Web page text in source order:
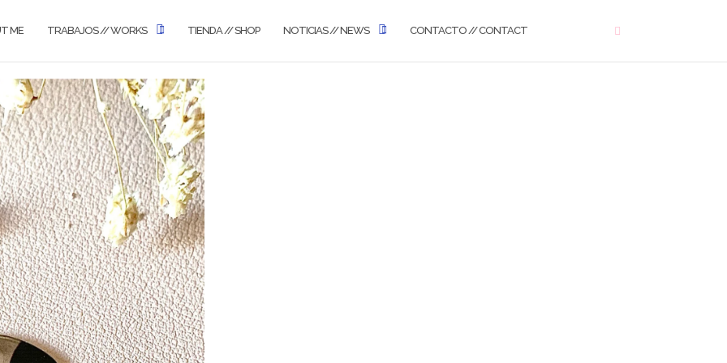
ME TRABAJOS // WORKS TIENDA // SHOP NOTICIAS // NEWS CONTACTO // CONTACT